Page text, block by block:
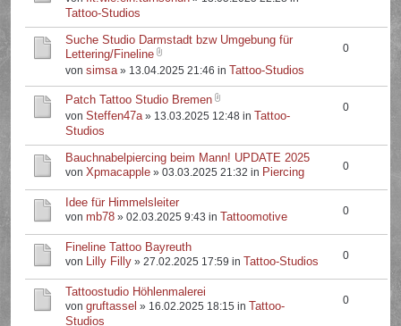
Tattoo-Studios
Suche Studio Darmstadt bzw Umgebung für
Lettering/Fineline
vonsimsa» 13.04.2025 21:46 in Tattoo-Studios
0
Patch Tattoo Studio Bremen
vonSteffen47a» 13.03.2025 12:48 in Tattoo-
Studios
0
Bauchnabelpiercing beim Mann! UPDATE 2025
vonXpmacapple » 03.03.2025 21:32 in Piercing 0
Idee für Himmelsleiter
vonmb78 » 02.03.2025 9:43 in Tattoomotive 0
Fineline Tattoo Bayreuth
von Lilly Filly » 27.02.2025 17:59 in Tattoo-Studios 0
Tattoostudio Höhlenmalerei
vongruftassel » 16.02.2025 18:15 in Tattoo-
Studios
0